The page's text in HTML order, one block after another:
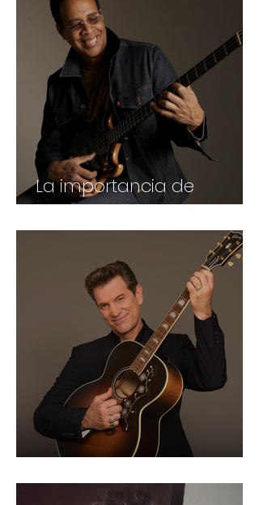
La importancia de
llamarse Stanley Clarke
Chris Isaak, un retro unico